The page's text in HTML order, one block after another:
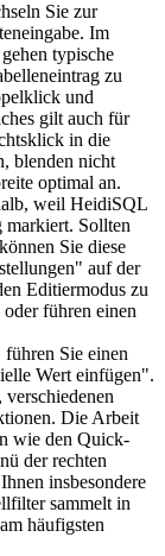
Sie zur
Im
typische
zu
und
gilt auch für
in die
blenden nicht
optimal an.
weil HeidiSQL
markiert. Sollten
Sie diese
auf der
Editiermodus zu
führen einen
Sie einen
Wert einfügen".
Die Arbeit
wie den Quick-
der rechten
insbesondere
sammelt in
häufigsten